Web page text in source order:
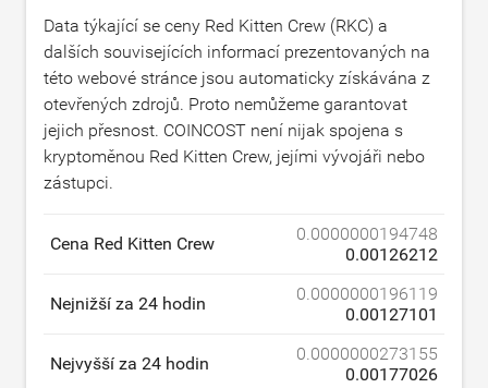
Data týkající se ceny Red Kitten Crew (RKC) a
dalších souvisejících informací prezentovaných na
této webové stránce jsou automaticky získávána z
otevřených zdrojů. Proto nemůžeme garantovat
jejich přesnost. COINCOST není nijak spojena s
kryptoměnou Red Kitten Crew, jejími vývojáři nebo
zástupci.
Cena Red Kitten Crew
0.0000000194748
0.00126212
Nejnižší za 24 hodin
0.0000000196119
0.00127101
Nejvyšší za 24 hodin
0.0000000273155
0.00177026